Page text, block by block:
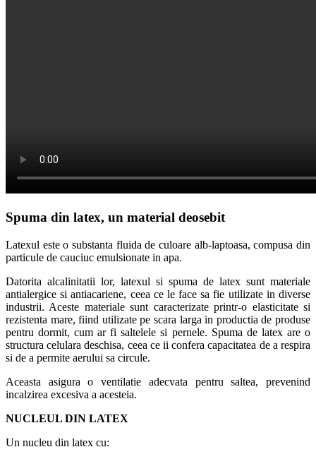
Spuma din latex, un material deosebit
Latexul este o substanta fluida de culoare alb-laptoasa, compusa din
particule de cauciuc emulsionate in apa.
Datorita alcalinitatii lor, latexul si spuma de latex sunt materiale
antialergice si antiacariene, ceea ce le face sa fie utilizate in diverse
industrii. Aceste materiale sunt caracterizate printr-o elasticitate si
rezistenta mare, fiind utilizate pe scara larga in productia de produse
pentru dormit, cum ar fi saltelele si pernele. Spuma de latex are o
structura celulara deschisa, ceea ce ii confera capacitatea de a respira
si de a permite aerului sa circule.
Aceasta asigura o ventilatie adecvata pentru saltea, prevenind
incalzirea excesiva a acesteia.
NUCLEUL DIN LATEX
Un nucleu din latex cu: